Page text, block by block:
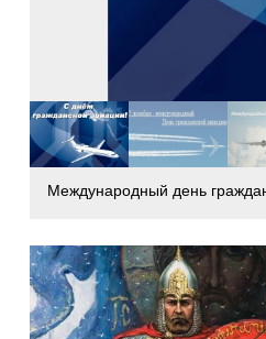
Международный день